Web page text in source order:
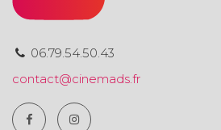
06.79.54.50.43
contact@cinemads.fr